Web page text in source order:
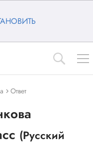
Ответ
(Русский